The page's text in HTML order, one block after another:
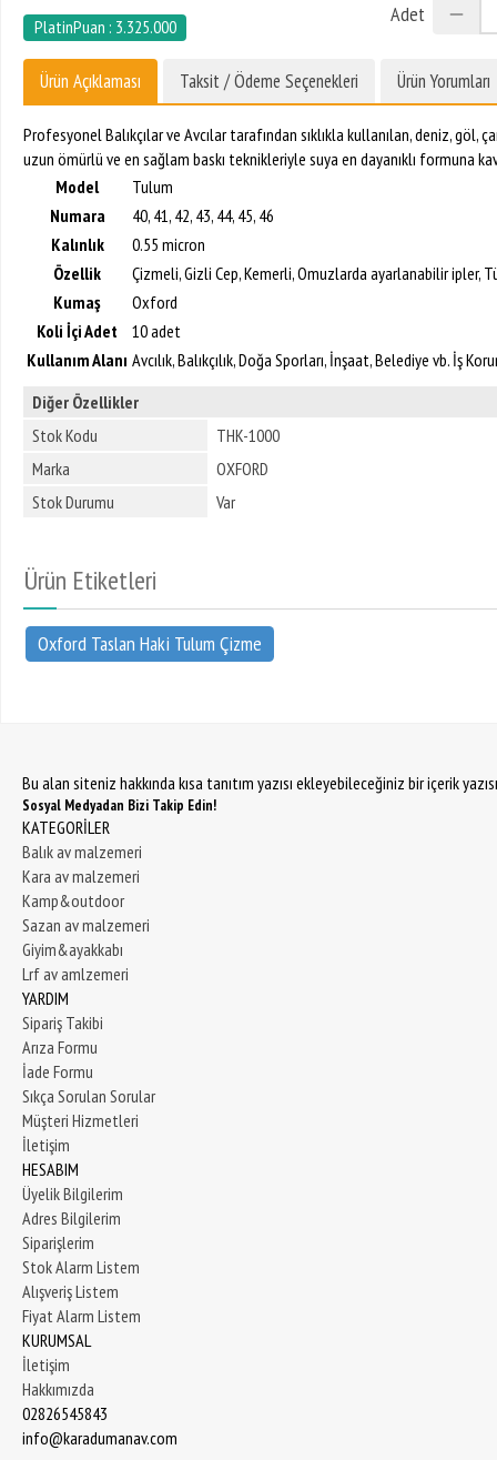
PlatinPuan : 3.325.000
Adet
Ürün Açıklaması Taksit / Ödeme Seçenekleri Ürün Yorumları
Profesyonel Balıkçılar ve Avcılar tarafından sıklıkla kullanılan, deniz,
uzun ömürlü ve en sağlam baskı teknikleriyle suya en dayanıklı formuna
Model
Tulum
Numara
40, 41, 42, 43, 44, 45, 46
Kalınlık
0.55 micron
Özellik
Çizmeli, Gizli Cep, Kemerli, Omuzlarda ayarlanabilir ipler,
Kumaş
Oxford
Koli İçi Adet
10 adet
Kullanım Alanı Avcılık, Balıkçılık, Doğa Sporları, İnşaat, Belediye vb. İş
Diğer Özellikler
Stok Kodu
THK-1000
Marka
OXFORD
Stok Durumu
Var
Ürün Etiketleri
Oxford Taslan Haki Tulum Çizme
Bu alan siteniz hakkında kısa tanıtım yazısı ekleyebileceğiniz bir içerik
Sosyal Medyadan Bizi Takip Edin!
KATEGORİLER
Balık av malzemeri
Kara av malzemeri
Kamp&outdoor
Sazan av malzemeri
Giyim&ayakkabı
Lrf av amlzemeri
YARDIM
Sipariş Takibi
Arıza Formu
İade Formu
Sıkça Sorulan Sorular
Müşteri Hizmetleri
İletişim
HESABIM
Üyelik Bilgilerim
Adres Bilgilerim
Siparişlerim
Stok Alarm Listem
Alışveriş Listem
Fiyat Alarm Listem
KURUMSAL
İletişim
Hakkımızda
02826545843
info@karadumanav.com